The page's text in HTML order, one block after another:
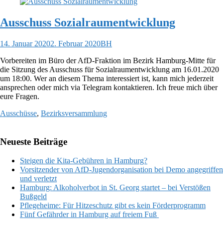
Ausschuss Sozialraumentwicklung
14. Januar 20202. Februar 2020BH
Vorbereiten im Büro der AfD-Fraktion im Bezirk Hamburg-Mitte für
die Sitzung des Ausschuss für Sozialraumentwicklung am 16.01.2020
um 18:00. Wer an diesem Thema interessiert ist, kann mich jederzeit
ansprechen oder mich via Telegram kontaktieren. Ich freue mich über
eure Fragen.
Ausschüsse, Bezirksversammlung
Neueste Beiträge
Steigen die Kita-Gebühren in Hamburg?
Vorsitzender von AfD-Jugendorganisation bei Demo angegriffen
und verletzt
Hamburg: Alkoholverbot in St. Georg startet – bei Verstößen
Bußgeld
Pflegeheime: Für Hitzeschutz gibt es kein Förderprogramm
Fünf Gefährder in Hamburg auf freiem Fuß